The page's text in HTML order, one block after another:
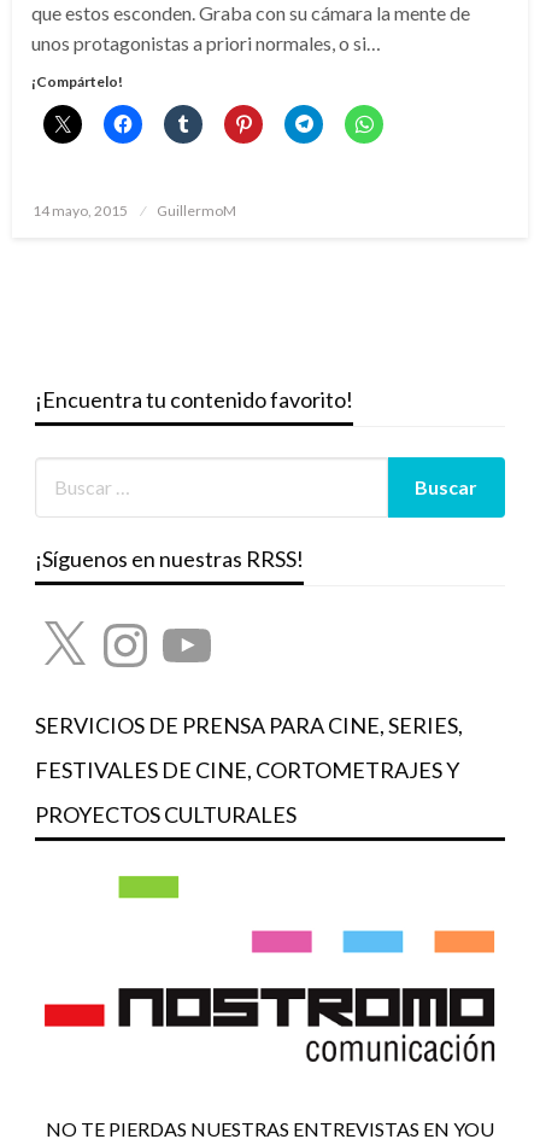
que estos esconden. Graba con su cámara la mente de
unos protagonistas a priori normales, o si…
¡Compártelo!
Publicado
14 mayo, 2015 GuillermoM
¡Encuentra tu contenido favorito!
¡Síguenos en nuestras RRSS!
X InstagramYouTube
SERVICIOS DE PRENSA PARA CINE, SERIES,
FESTIVALES DE CINE, CORTOMETRAJES Y
PROYECTOS CULTURALES
NO TE PIERDAS NUESTRAS ENTREVISTAS EN YOU